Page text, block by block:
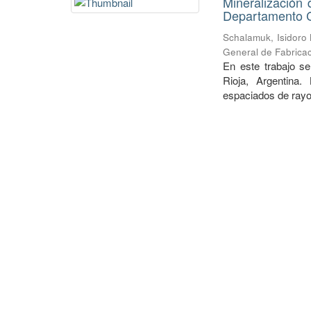
Departamento
Schalamuk, Isidoro
General de
En este trabajo
Rioja,
espaciados de